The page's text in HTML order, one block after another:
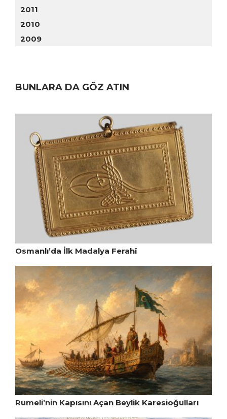
2011
2010
2009
BUNLARA DA GÖZ ATIN
Osmanlı’da İlk Madalya Ferahî
Rumeli’nin Kapısını Açan Beylik Karesioğulları